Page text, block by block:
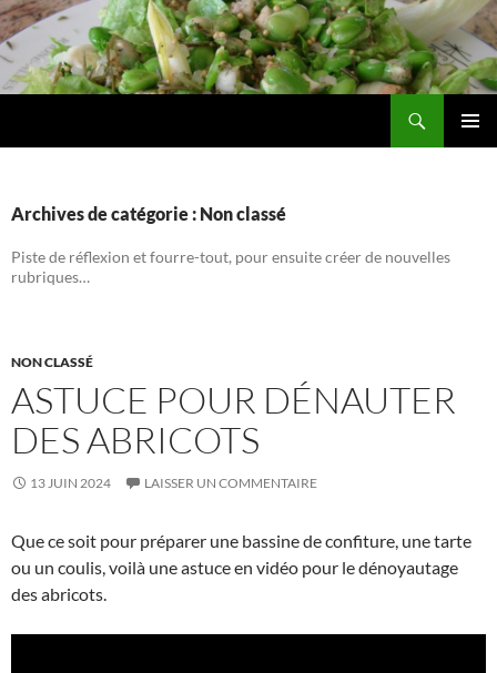
Aller
au
contenu
Archives de catégorie : Non classé
Piste de réflexion et fourre-tout, pour ensuite créer de nouvelles
rubriques…
NON CLASSÉ
ASTUCE POUR DÉNAUTER
DES ABRICOTS
13 JUIN 2024 LAISSER UN COMMENTAIRE
Que ce soit pour préparer une bassine de confiture, une tarte
ou un coulis, voilà une astuce en vidéo pour le dénoyautage
des abricots.